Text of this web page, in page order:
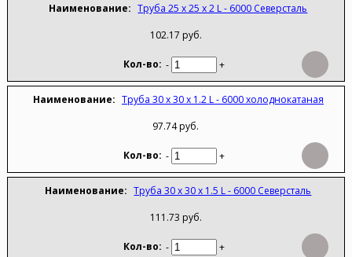
Труба 25 х 25 х 2 L - 6000 Северсталь
102.17 руб.
- +
Труба 30 х 30 х 1.2 L - 6000 холоднокатаная
97.74 руб.
- +
Труба 30 х 30 х 1.5 L - 6000 Северсталь
111.73 руб.
- +